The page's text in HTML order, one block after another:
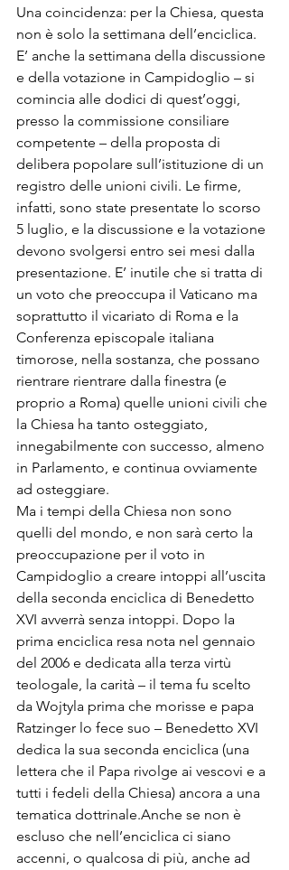
Una coincidenza: per la Chiesa, questa
non è solo la settimana dell’enciclica.
E’ anche la settimana della discussione
e della votazione in Campidoglio – si
comincia alle dodici di quest’oggi,
presso la commissione consiliare
competente – della proposta di
delibera popolare sull’istituzione di un
registro delle unioni civili. Le firme,
infatti, sono state presentate lo scorso
5 luglio, e la discussione e la votazione
devono svolgersi entro sei mesi dalla
presentazione. E’ inutile che si tratta di
un voto che preoccupa il Vaticano ma
soprattutto il vicariato di Roma e la
Conferenza episcopale italiana
timorose, nella sostanza, che possano
rientrare rientrare dalla finestra (e
proprio a Roma) quelle unioni civili che
la Chiesa ha tanto osteggiato,
innegabilmente con successo, almeno
in Parlamento, e continua ovviamente
ad osteggiare.
Ma i tempi della Chiesa non sono
quelli del mondo, e non sarà certo la
preoccupazione per il voto in
Campidoglio a creare intoppi all’uscita
della seconda enciclica di Benedetto
XVI avverrà senza intoppi. Dopo la
prima enciclica resa nota nel gennaio
del 2006 e dedicata alla terza virtù
teologale, la carità – il tema fu scelto
da Wojtyla prima che morisse e papa
Ratzinger lo fece suo – Benedetto XVI
dedica la sua seconda enciclica (una
lettera che il Papa rivolge ai vescovi e a
tutti i fedeli della Chiesa) ancora a una
tematica dottrinale.Anche se non è
escluso che nell’enciclica ci siano
accenni, o qualcosa di più, anche ad